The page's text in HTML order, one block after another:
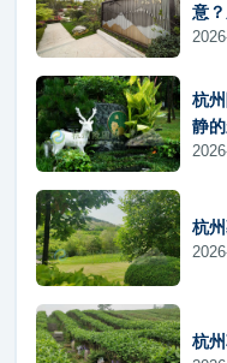
意
杭
静
杭
杭